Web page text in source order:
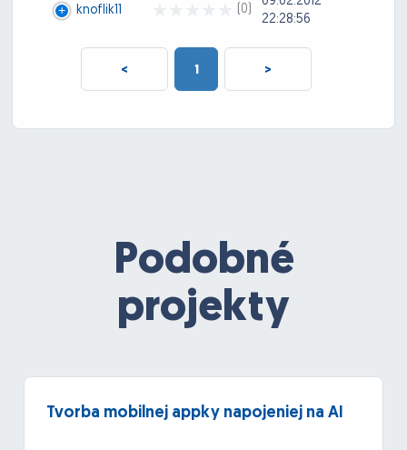
knoflik11 (0)
22:28:56
< 1 >
Podobné
projekty
Tvorba mobilnej appky napojeniej na AI